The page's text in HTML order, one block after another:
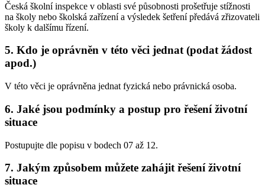
Česká školní inspekce v oblasti své působnosti prošetřuje stížnosti
na školy nebo školská zařízení a výsledek šetření předává zřizovateli
školy k dalšímu řízení.
5. Kdo je oprávněn v této věci jednat (podat žádost
apod.)
V této věci je oprávněna jednat fyzická nebo právnická osoba.
6. Jaké jsou podmínky a postup pro řešení životní
situace
Postupujte dle popisu v bodech 07 až 12.
7. Jakým způsobem můžete zahájit řešení životní
situace